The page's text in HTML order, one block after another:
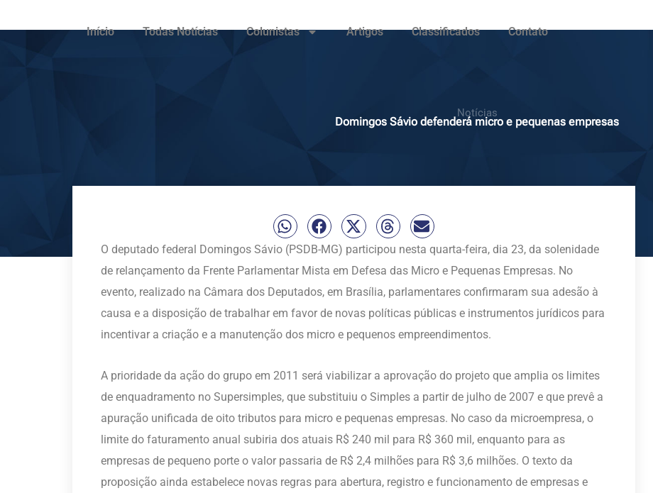
Início Todas Notícias Colunistas Artigos Classificados Contato
Notícias
Domingos Sávio defenderá micro e pequenas empresas
O deputado federal Domingos Sávio (PSDB-MG) participou nesta quarta-feira, dia 23, da solenidade
de relançamento da Frente Parlamentar Mista em Defesa das Micro e Pequenas Empresas. No
evento, realizado na Câmara dos Deputados, em Brasília, parlamentares confirmaram sua adesão à
causa e a disposição de trabalhar em favor de novas políticas públicas e instrumentos jurídicos para
incentivar a criação e a manutenção dos micro e pequenos empreendimentos.
A prioridade da ação do grupo em 2011 será viabilizar a aprovação do projeto que amplia os limites
de enquadramento no Supersimples, que substituiu o Simples a partir de julho de 2007 e que prevê a
apuração unificada de oito tributos para micro e pequenas empresas. No caso da microempresa, o
limite do faturamento anual subiria dos atuais R$ 240 mil para R$ 360 mil, enquanto para as
empresas de pequeno porte o valor passaria de R$ 2,4 milhões para R$ 3,6 milhões. O texto da
proposição ainda estabelece novas regras para abertura, registro e funcionamento de empresas e